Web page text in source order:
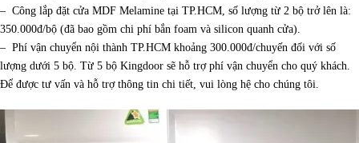
– Công lắp đặt cửa MDF Melamine tại TP.HCM, số lượng từ 2 bộ trở lên là:
350.000đ/bộ (đã bao gồm chi phí bắn foam và silicon quanh cửa).
– Phí vận chuyển nội thành TP.HCM khoảng 300.000đ/chuyến đối với số
lượng dưới 5 bộ. Từ 5 bộ Kingdoor sẽ hỗ trợ phí vận chuyển cho quý khách.
Để được tư vấn và hỗ trợ thông tin chi tiết, vui lòng hệ cho chúng tôi.